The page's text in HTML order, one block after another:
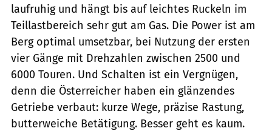
laufruhig und hängt bis auf leichtes Ruckeln im
Teillastbereich sehr gut am Gas. Die Power ist am
Berg optimal umsetzbar, bei Nutzung der ersten
vier Gänge mit Drehzahlen zwischen 2500 und
6000 Touren. Und Schalten ist ein Vergnügen,
denn die Österreicher haben ein glänzendes
Getriebe verbaut: kurze Wege, präzise Rastung,
butterweiche Betätigung. Besser geht es kaum.